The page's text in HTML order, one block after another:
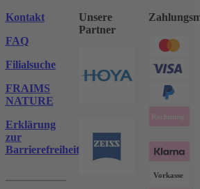
Kontakt
FAQ
Filialsuche
FRAIMS
NATURE
Erklärung
zur
Barrierefreiheit
Unsere
Partner